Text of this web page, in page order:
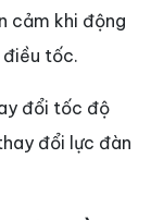
cảm khi động
tốc.
đổi tốc độ
đổi lực đàn